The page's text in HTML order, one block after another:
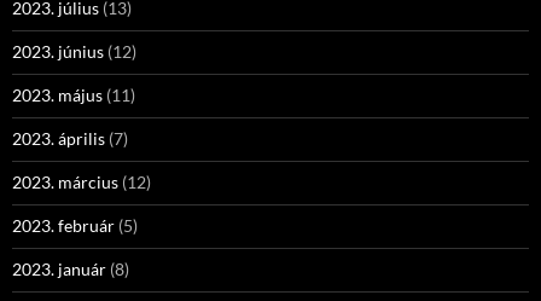
2023. július (13)
2023. június (12)
2023. május (11)
2023. április (7)
2023. március (12)
2023. február (5)
2023. január (8)